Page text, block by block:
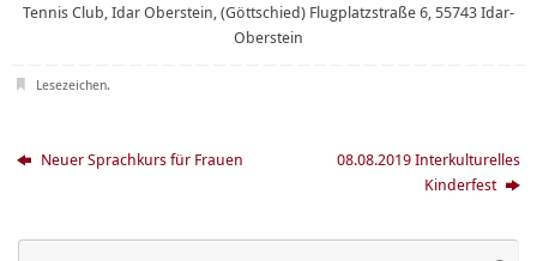
Tennis Club, Idar Oberstein, (Göttschied) Flugplatzstraße 6, 55743 Idar-
Oberstein
Lesezeichen.
Neuer Sprachkurs für Frauen
08.08.2019 Interkulturelles
Kinderfest